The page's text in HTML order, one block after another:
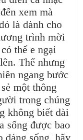
xem mà
là dành cho
trình mời
thể e ngại
Thế nhưng
ngang bước
một thông
trong chúng
không biết dài
sống được bao
đáng sống, hãy